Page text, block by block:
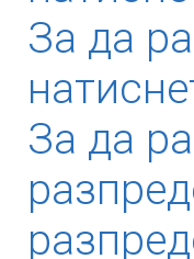
За да
За да